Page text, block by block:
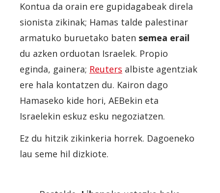
Kontua da orain ere gupidagabeak direla
sionista zikinak; Hamas talde palestinar
armatuko buruetako baten semea erail
du azken orduotan Israelek. Propio
eginda, gainera; Reuters albiste agentziak
ere hala kontatzen du. Kairon dago
Hamaseko kide hori, AEBekin eta
Israelekin eskuz esku negoziatzen.
Ez du hitzik zikinkeria horrek. Dagoeneko
lau seme hil dizkiote.